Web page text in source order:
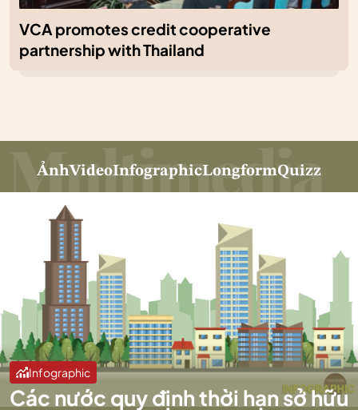
VCA promotes credit cooperative
partnership with Thailand
ẢnhVideoInfographicLongformQuizz
Infographic
Các nước quy định thời hạn sở hữu